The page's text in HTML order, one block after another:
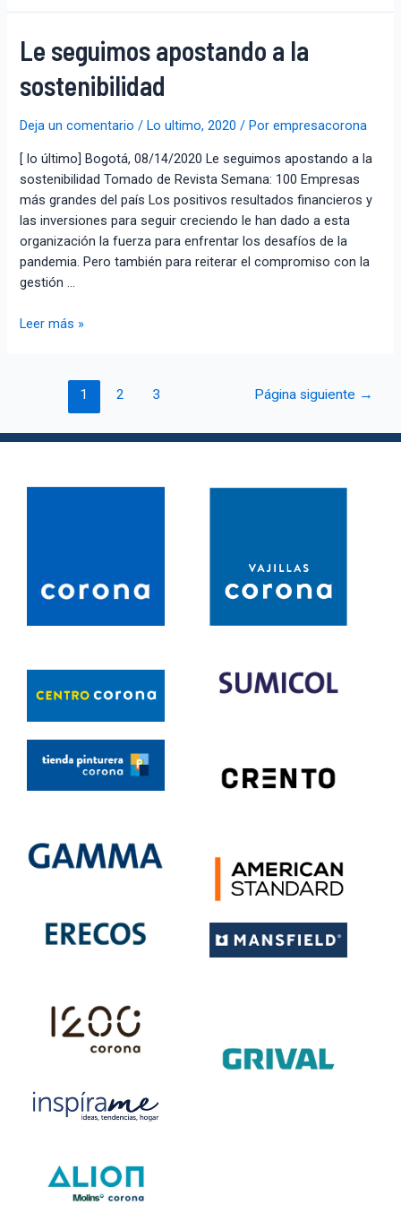
Le seguimos apostando a la
sostenibilidad
Deja un comentario /Lo ultimo,2020 / Porempresacorona
[ lo último] Bogotá, 08/14/2020 Le seguimos apostando a la
sostenibilidad Tomado de Revista Semana: 100 Empresas
más grandes del país Los positivos resultados financieros y
las inversiones para seguir creciendo le han dado a esta
organización la fuerza para enfrentar los desafíos de la
pandemia. Pero también para reiterar el compromiso con la
gestión …
Leer más »
1 2 3 Página siguiente →